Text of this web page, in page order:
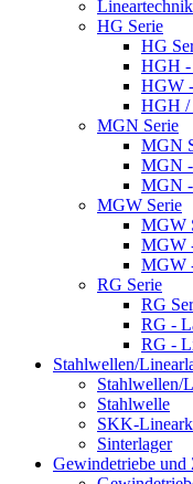
HG Serie
HG
HGH -
HGW
HGH /
MGN Serie
MGN
MGN
MGN -
MGW Serie
MGW
MGW
MGW
RG Serie
RG
RG -
RG -
Stahlwellen/
Stahlwellen/
Stahlwelle
SKK-
Sinterlager
Gewindetriebe und